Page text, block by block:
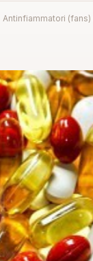
Antinfiammatori